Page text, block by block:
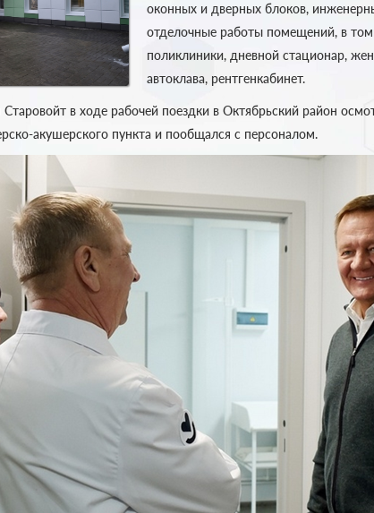
оконных и дверных блоков,
отделочные работы помещений, в том
поликлиники, дневной стационар,
автоклава, рентгенкабинет.
в ходе рабочей поездки в Октябрьский район
акушерского пункта и пообщался с персоналом.